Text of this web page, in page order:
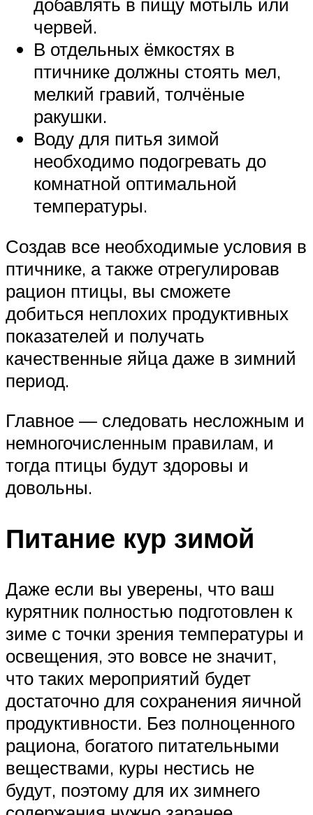
червей.
В отдельных ёмкостях в
птичнике должны стоять мел,
мелкий гравий, толчёные
ракушки.
Воду для питья зимой
необходимо подогревать до
комнатной оптимальной
температуры.
Создав все необходимые условия в
птичнике, а также отрегулировав
рацион птицы, вы сможете
добиться неплохих продуктивных
показателей и получать
качественные яйца даже в зимний
период.
Главное — следовать несложным и
немногочисленным правилам, и
тогда птицы будут здоровы и
довольны.
Питание кур зимой
Даже если вы уверены, что ваш
курятник полностью подготовлен к
зиме с точки зрения температуры и
освещения, это вовсе не значит,
что таких мероприятий будет
достаточно для сохранения яичной
продуктивности. Без полноценного
рациона, богатого питательными
веществами, куры нестись не
будут, поэтому для их зимнего